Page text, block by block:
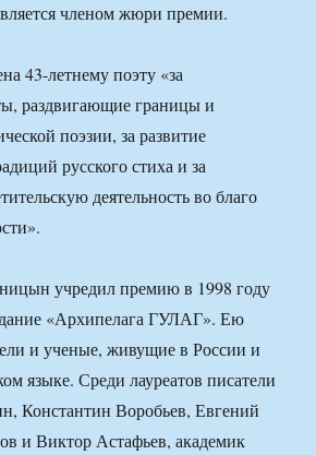
членом жюри премии.
43-летнему поэту «за
раздвигающие границы и
поэзии, за развитие
русского стиха и за
деятельность во благо
учредил премию в 1998 году
«Архипелага ГУЛАГ». Ею
и ученые, живущие в России и
языке. Среди лауреатов писатели
Константин Воробьев, Евгений
и Виктор Астафьев, академик